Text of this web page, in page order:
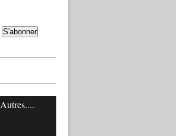
Autres....